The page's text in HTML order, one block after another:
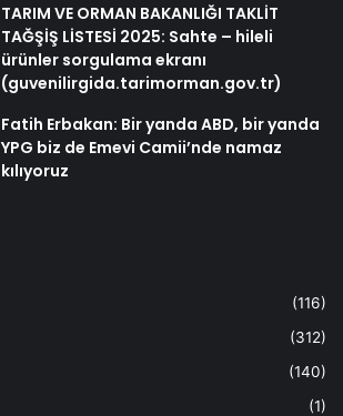
TARIM VE ORMAN BAKANLIĞI TAKLİT
TAĞŞİŞ LİSTESİ 2025: Sahte – hileli
ürünler sorgulama ekranı
(guvenilirgida.tarimorman.gov.tr)
Fatih Erbakan: Bir yanda ABD, bir yanda
YPG biz de Emevi Camii’nde namaz
kılıyoruz
(116)
(312)
(140)
(1)